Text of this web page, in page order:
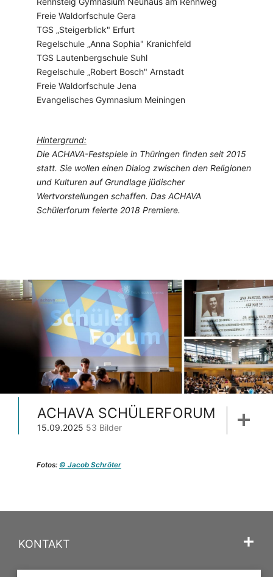
Freie Waldorfschule Gera
TGS „Steigerblick" Erfurt
Regelschule „Anna Sophia" Kranichfeld
TGS Lautenbergschule Suhl
Regelschule „Robert Bosch" Arnstadt
Freie Waldorfschule Jena
Evangelisches Gymnasium Meiningen
Hintergrund:
Die ACHAVA-Festspiele in Thüringen finden seit 2015
statt. Sie wollen einen Dialog zwischen den Religionen
und Kulturen auf Grundlage jüdischer
Wertvorstellungen schaffen. Das ACHAVA
Schülerforum feierte 2018 Premiere.
ACHAVA SCHÜLERFORUM
15.09.2025 53 Bilder
Fotos: © Jacob Schröter
KONTAKT